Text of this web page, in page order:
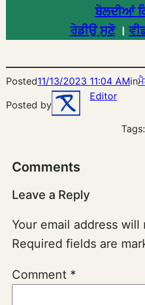
ਬੋਲਦੀਆਂ
ਰੇਡੀਉ ਸੁਣੋ।
Posted11/13/2023 11:04 AMin
Posted by
Editor
Tags:
Comments
Leave a Reply
Your email address
Required fields are
Comment *